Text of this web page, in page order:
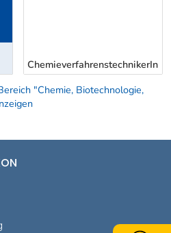
ChemieverfahrenstechnikerIn
"Chemie, Biotechnologie,